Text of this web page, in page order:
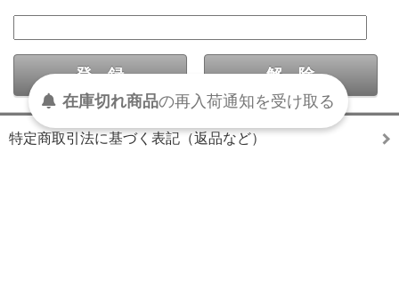
特定商取引法に基づく表記（返品など）
在庫切れ商品の再入荷通知を受け取る